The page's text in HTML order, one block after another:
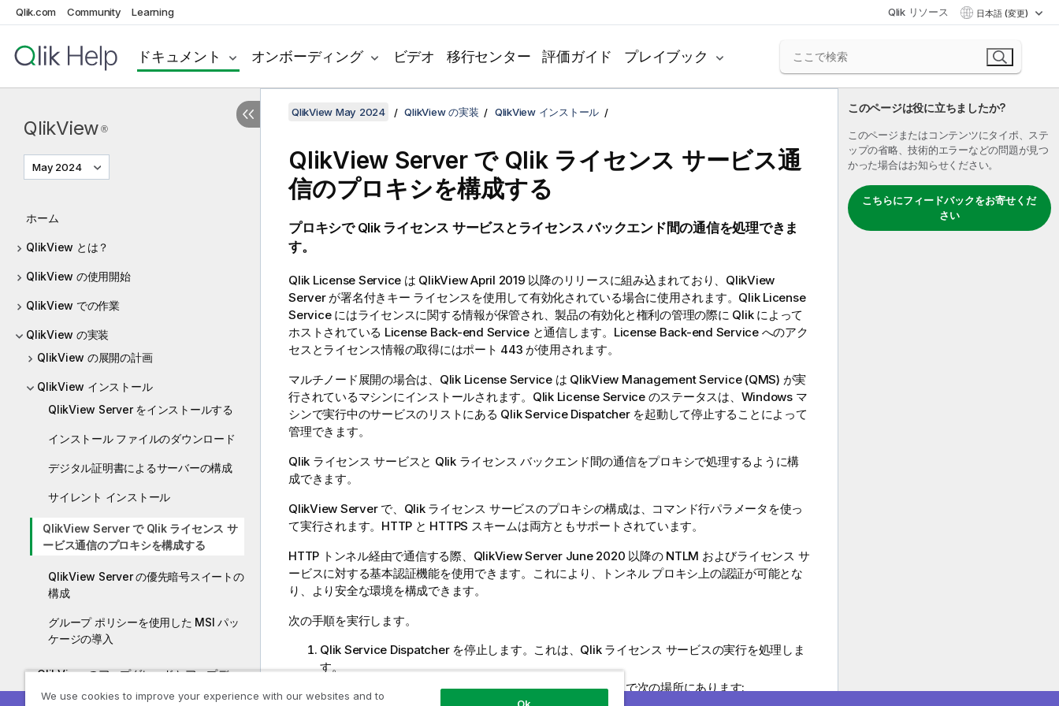
Qlik.com Community Learning Qlik リソース 日本語 (変更)
ドキュメント オンボーディング ビデオ 移行センター 評価ガイド プレイブック
QlikView ®
May 2024
ホーム
QlikView とは？
QlikView の使用開始
QlikView での作業
QlikView の実装
QlikView の展開の計画
QlikView インストール
QlikView Server をインストールする
インストール ファイルのダウンロード
デジタル証明書によるサーバーの構成
サイレント インストール
QlikView Server で Qlik ライセンス サ
ービス通信のプロキシを構成する
QlikView Server の優先暗号スイートの
構成
グループ ポリシーを使用した MSI パッ
ケージの導入
QlikView のアップグレードとアップデー
ト
このページは役に立ちましたか?
このページまたはコンテンツにタイポ、ステ
ップの省略、技術的エラーなどの問題が見つ
かった場合はお知らせください。
こちらにフィードバックをお寄せくだ
さい
QlikView May 2024 QlikView の実装 QlikView インストール
QlikView Serverで Qlikライセンス サービス通
信のプロキシを構成する
プロキシで Qlikライセンス サービスとライセンス バックエンド間の通信を処理できま
す。
Qlik License Service は QlikViewApril 2019 以降のリリースに組み込まれており、 QlikView
Serverが署名付きキー ライセンスを使用して有効化されている場合に使用されます。 QlikLicense
Service にはライセンスに関する情報が保管され、製品の有効化と権利の管理の際に Qlikによって
ホストされている License Back-end Service と通信します。License Back-end Service へのアク
セスとライセンス情報の取得にはポート 443 が使用されます。
マルチノード展開の場合は、 QlikLicense Service は QlikView Management Service (QMS) が実
行されているマシンにインストールされます。 QlikLicense Service のステータスは、 Windowsマ
シンで実行中のサービスのリストにある QlikService Dispatcher を起動して停止することによって
管理できます。
Qlik ライセンス サービスと Qlikライセンス バックエンド間の通信をプロキシで処理するように構
成できます。
QlikView Serverで、 Qlikライセンス サービスのプロキシの構成は、コマンド行パラメータを使っ
て実行されます。HTTP と HTTPS スキームは両方ともサポートされています。
HTTP トンネル経由で通信する際、 QlikView Server June 2020 以降の NTLM およびライセンス サ
ービスに対する基本認証機能を使用できます。これにより、トンネル プロキシ上の認証が可能とな
り、より安全な環境を構成できます。
次の手順を実行します。
Qlik Service Dispatcher を停止します。これは、 Qlikライセンス サービスの実行を処理しま
す。
ファイルに移動します。これは、デフォルトで次の場所にあります:
We use cookies to improve your experience with our websites and to